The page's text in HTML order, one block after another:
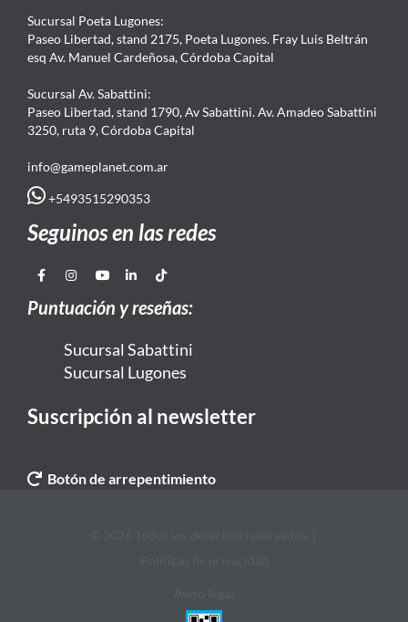
Sucursal Poeta Lugones:
Paseo Libertad, stand 2175, Poeta Lugones. Fray Luis Beltrán
esq Av. Manuel Cardeñosa, Córdoba Capital
Sucursal Av. Sabattini:
Paseo Libertad, stand 1790, Av Sabattini. Av. Amadeo Sabattini
3250, ruta 9, Córdoba Capital
info@gameplanet.com.ar
+5493515290353
Seguinos en las redes
Puntuación y reseñas:
Sucursal Sabattini
Sucursal Lugones
Suscripción al newsletter
Botón de arrepentimiento